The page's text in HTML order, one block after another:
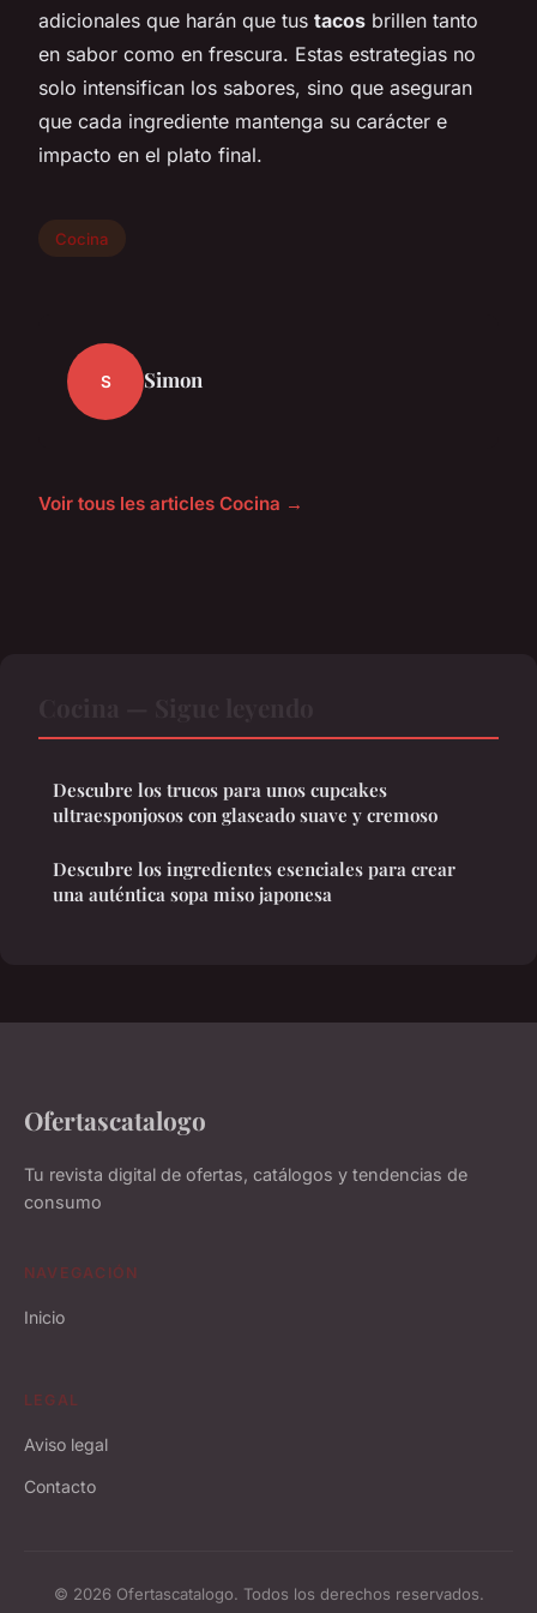
adicionales que harán que tus tacos brillen tanto
en sabor como en frescura. Estas estrategias no
solo intensifican los sabores, sino que aseguran
que cada ingrediente mantenga su carácter e
impacto en el plato final.
Cocina
S Simon
Voir tous les articles Cocina →
Descubre los trucos para unos cupcakes
ultraesponjosos con glaseado suave y cremoso
Descubre los ingredientes esenciales para crear
una auténtica sopa miso japonesa
Ofertascatalogo
Tu revista digital de ofertas, catálogos y tendencias de
consumo
NAVEGACIÓN
Inicio
LEGAL
Aviso legal
Contacto
© 2026 Ofertascatalogo. Todos los derechos reservados.